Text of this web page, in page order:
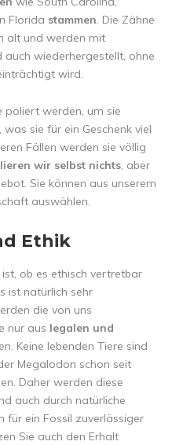
Florida stammen. Die Zähne
alt und werden mit
wiederhergestellt, ohne
wird.
poliert werden, um sie
sie für ein Geschenk viel
Fällen werden sie völlig
wir selbst nichts, aber
Sie können aus unserem
auswählen.
Ethik
ob es ethisch vertretbar
ist natürlich sehr
die von uns
nur aus legalen und
Keine lebenden Tiere sind
Megalodon schon seit
Daher werden diese
auch durch natürliche
für ein Fossil zuverlässiger
Sie auch den Erhalt